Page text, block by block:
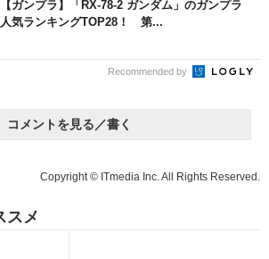
【ガンプラ】「RX-78-2 ガンダム」のガンプラ
人気ランキングTOP28！ 第...
Recommended by
コメントを見る／書く
Copyright © ITmedia Inc. All Rights Reserved.
スメ